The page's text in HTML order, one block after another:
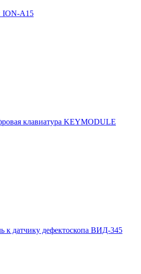
ION-A15
клавиатура KEYMODULE
к датчику дефектоскопа ВИД-345